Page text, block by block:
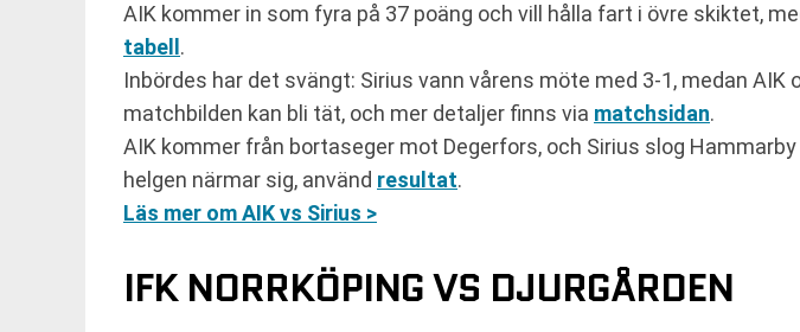
AIK kommer in som fyra på 37 poäng och vill hålla fart i övre skiktet,
tabell .
Inbördes har det svängt: Sirius vann vårens möte med 3-1, medan
matchbilden kan bli tät, och mer detaljer finns via matchsidan.
AIK kommer från bortaseger mot Degerfors, och Sirius slog
helgen närmar sig, använd resultat.
Läs mer om AIK vs Sirius >
IFK NORRKÖPING VS DJURGÅRDEN